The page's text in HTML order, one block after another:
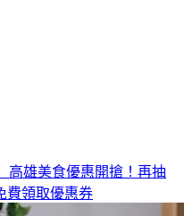
高雄美食優惠開搶！再抽
費領取優惠券